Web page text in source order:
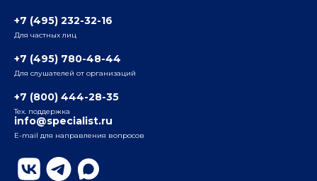
Радио
ул. Радио, д.24, корпус 1, 2-й подъезд, 2-й этаж
ул. Воронцовская, д. 35Б, корп.2, 5-й этаж
Бауманский
ул. Бауманская, д. 6, стр. 2, бизнес-центр «Виктория
Плаза», 4-й этаж
+7 (495) 232-32-16
Для частных лиц
+7 (495) 780-48-44
Для слушателей от организаций
+7 (800) 444-28-35
Тех. поддержка
info@specialist.ru
E-mail для направления вопросов